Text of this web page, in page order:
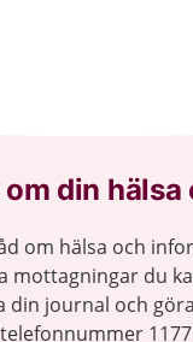
din hälsa
om hälsa och
mottagningar du
din journal och